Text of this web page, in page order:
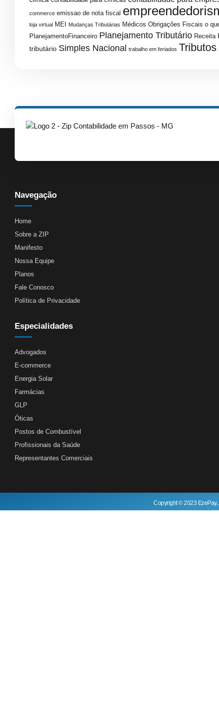
commerce emissao de nota fiscal
loja virtual MEI Mudanças Tributárias Médicos Obrigações Fiscais o
PlanejamentoFinanceiro Planejamento Tributário Receita
tributário Simples Nacional trabalho em feriados Tributos
Navegação
Home
Sobre a ZIP
Manifesto
Nossa Equipe
Planos
Fale Conosco
Política de Privacidade
Especialidades
Advogados
E-commerce
Energia Solar
Farmácias
GLP
Óticas
Postos de Combustível
Profissionais da Saúde
Representantes Comerciais
Copyright © 2023